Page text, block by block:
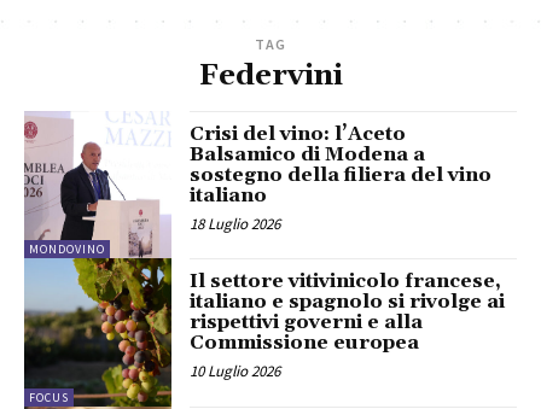
TAG
Federvini
MONDOVINO
Crisi del vino: l’Aceto
Balsamico di Modena a
sostegno della filiera del vino
italiano
18 Luglio 2026
FOCUS
Il settore vitivinicolo francese,
italiano e spagnolo si rivolge ai
rispettivi governi e alla
Commissione europea
10 Luglio 2026